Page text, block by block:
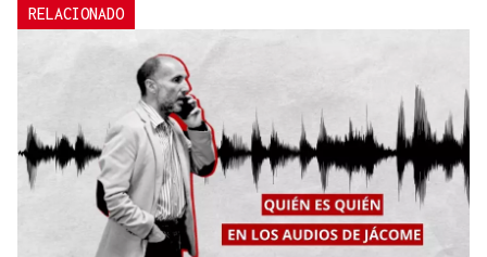
RELACIONADO